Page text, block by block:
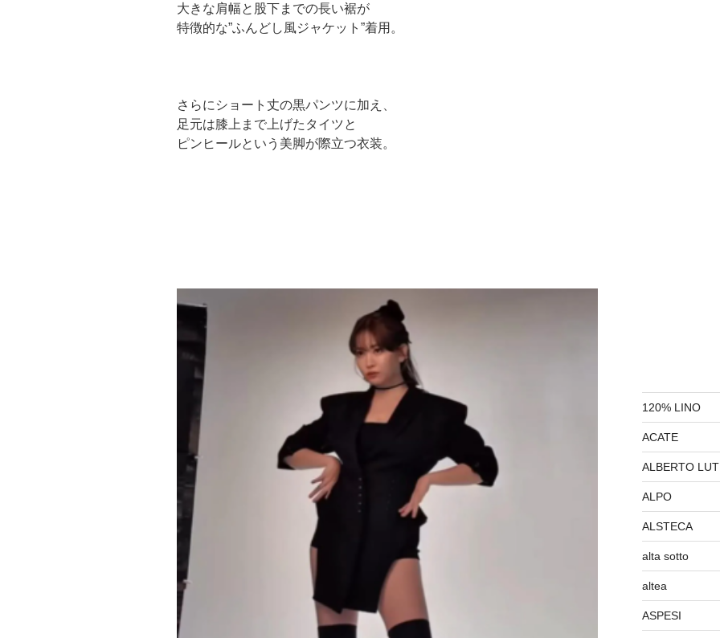
大きな肩幅と股下までの長い裾が
特徴的な”ふんどし風ジャケット”着用。
さらにショート丈の黒パンツに加え、
足元は膝上まで上げたタイツと
ピンヒールという美脚が際立つ衣装。
120% LINO
ACATE
ALBERTO
ALPO
ALSTECA
alta sotto
altea
ASPESI